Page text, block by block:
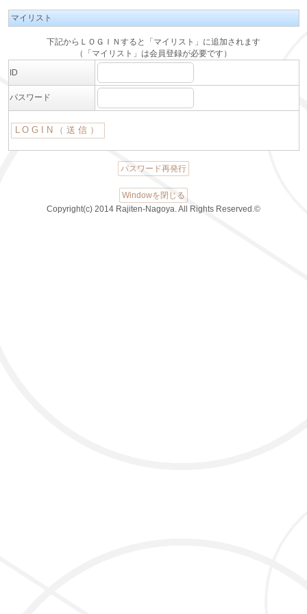
マイリスト
下記からＬＯＧＩＮすると「マイリスト」に追加されます
（「マイリスト」は会員登録が必要です）
ID
パスワード
パスワード再発行
Windowを閉じる
Copyright(c) 2014 Rajiten-Nagoya. All Rights Reserved.©